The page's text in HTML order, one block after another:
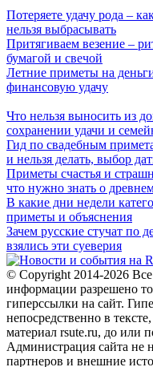
Потеряете удачу рода –
нельзя выбрасывать
Притягиваем везение –
бумагой и свечой
Летние приметы на
финансовую удачу
Что нельзя выносить из
сохранении удачи и
Гид по свадебным
и нельзя делать, выбор
Приметы счастья и
что нужно знать о
В какие дни недели
приметы и объяснения
Зачем русские стучат по
взялись эти суеверия
© Copyright 2014-2026
информации разрешено
гиперссылки на сайт.
непосредственно в
материал rsute.ru, до или
Администрация сайта не
партнеров и внешние